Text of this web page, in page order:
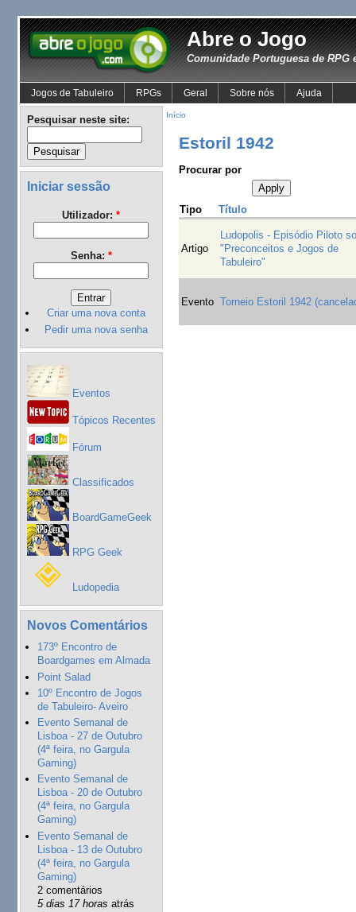
Abre o Jogo
Comunidade Portuguesa de RPG
Jogos de Tabuleiro RPGs Geral Sobre nós Ajuda
Pesquisar neste site:
Iniciar sessão
Utilizador: *
Senha: *
Criar uma nova conta
Pedir uma nova senha
Eventos
Tópicos Recentes
Fórum
Classificados
BoardGameGeek
RPG Geek
Ludopedia
Novos Comentários
173º Encontro de
Boardgames em Almada
Point Salad
10º Encontro de Jogos
de Tabuleiro- Aveiro
Evento Semanal de
Lisboa - 27 de Outubro
(4ª feira, no Gargula
Gaming)
Evento Semanal de
Lisboa - 20 de Outubro
(4ª feira, no Gargula
Gaming)
Evento Semanal de
Lisboa - 13 de Outubro
(4ª feira, no Gargula
Gaming)
2 comentários
5 dias 17 horas atrás
Início
Estoril 1942
Procurar por
Tipo Título
Artigo
Ludopolis - Episódio Piloto
"Preconceitos e Jogos de
Tabuleiro"
Evento Torneio Estoril 1942